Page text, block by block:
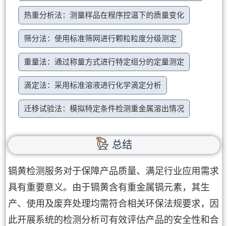
热重分析法：测量样品在程序控温下的质量变化
筛分法：使用标准筛网进行颗粒粒度分级测定
重量法：通过称量方式进行特定组分的定量测定
滴定法：采用标准溶液进行化学滴定分析
迁移试验法：模拟特定条件检测重金属溶出情况
总结
镉黄检测服务对于保障产品质量、满足行业应用需求
具有重要意义。由于镉黄含有重金属镉元素，其生
产、使用及废弃处理均需符合相关环保法规要求，因
此开展系统的检测分析可有效评估产品的安全性和合